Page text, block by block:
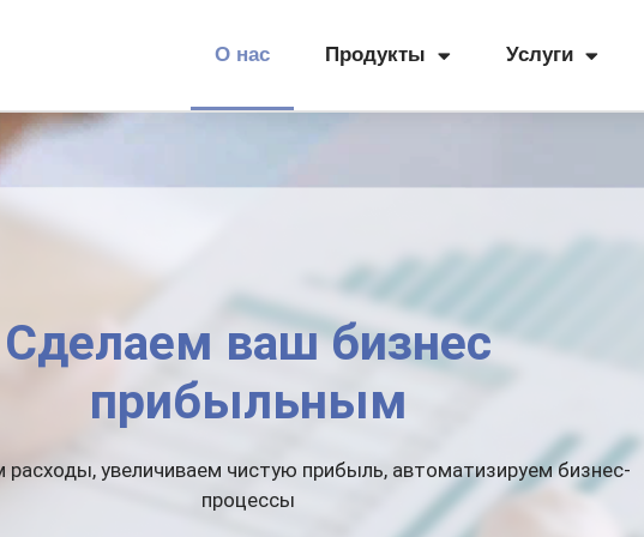
О нас Продукты Услуги
Сделаем ваш бизнес
прибыльным
расходы, увеличиваем чистую прибыль, автоматизируем бизнес-
процессы